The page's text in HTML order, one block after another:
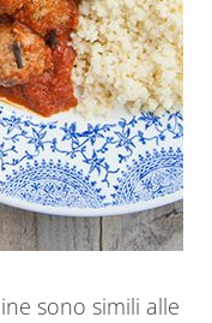
sono simili alle